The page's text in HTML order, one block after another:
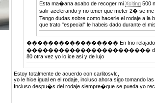
Esta ma�ana acabo de recoger mi Xciting 500
salir acelerando y no tener que meter 2� se me
Tengo dudas sobre como hacerle el rodaje a la
que trato "especial" le habeis dado durante el
����������������� En frio relajado no la
����������������������� dejala reposar
80 otra vez yo lo ice asi y de lujo
Estoy totalmente de acuerdo con carlitosvlc,
yo le hice igual en el rodaje, incluso ahora sigo tomando
Incluso despu�s del rodaje siempre�que se pueda yo